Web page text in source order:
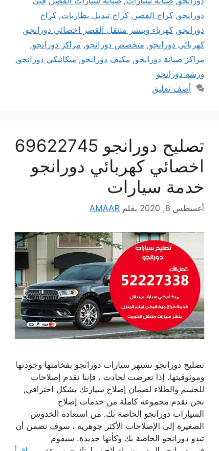
دورانجو, كراج القصر , كراج تبديل بطاريات, كراج
دورانجو, كهرباء وبنشر متنقل القصر اخصائي دورانجو,
كهربائي دورانجو, متخصص دورانجو, مراكز دورانجو,
مراكز صيانة دورانجو, مكيف دورانجو, ميكانيكي دورانجو,
ورشة دورانجو
أضف تعليق
تصليح دورانجو 69622745
اخصائي كهربائي دورانجو
خدمة سيارات
أغسطس 8, 2020 بقلم AMAAR
تصليح دورانجو تشتهر سيارات دورانجو بفخامتها وجودتها
وموثوقيتها. إذا تعرضت لحادث ، فإننا نقدم إصلاحات
للجسم والطلاء لضمان إصلاح سيارتك بشكل احترافي,
نحن نقدم مجموعة كاملة من خدمات إصلاح
السيارات دورانجو الخاصة بك. من استعادة الخدوش
الصغيرة إلى الإصلاحات الأكثر جوهرية ، سوف نضمن أن
تبدو دورانجو الخاصة بك وكأنها جديدة. سيقوم